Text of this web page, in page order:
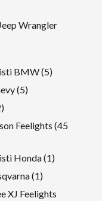
Wrangler
BMW 55
55
2
prodotti
Feelights 45
Honda 11
11
prodotto
XJ Feelights